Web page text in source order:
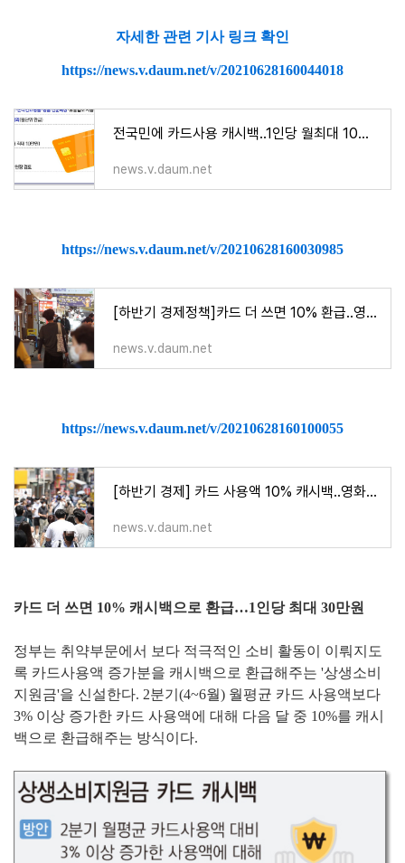
자세한 관련 기사 링크 확인
https://news.v.daum.net/v/20210628160044018
전국민에 카드사용 캐시백..1인당 월최대 10만원씩 총 30만원
news.v.daum.net
https://news.v.daum.net/v/20210628160030985
[하반기 경제정책]카드 더 쓰면 10% 환급..영화·체육 소비쿠폰 풀어 '내수 살리기'
news.v.daum.net
https://news.v.daum.net/v/20210628160100055
[하반기 경제] 카드 사용액 10% 캐시백..영화·스포츠 등 6대 소비쿠폰
news.v.daum.net
카드 더 쓰면 10% 캐시백으로 환급…1인당 최대 30만원
정부는 취약부문에서 보다 적극적인 소비 활동이 이뤄지도
록 카드사용액 증가분을 캐시백으로 환급해주는 '상생소비
지원금'을 신설한다. 2분기(4~6월) 월평균 카드 사용액보다
3% 이상 증가한 카드 사용액에 대해 다음 달 중 10%를 캐시
백으로 환급해주는 방식이다.